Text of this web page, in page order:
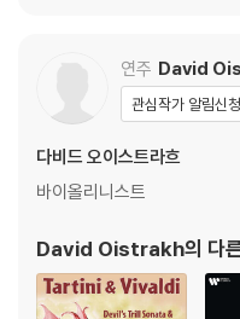
erto per violino e arc
연주 David
관심작가 알림신청
다비드 오이스트라흐
바이올리니스트
David Oistrakh의 다